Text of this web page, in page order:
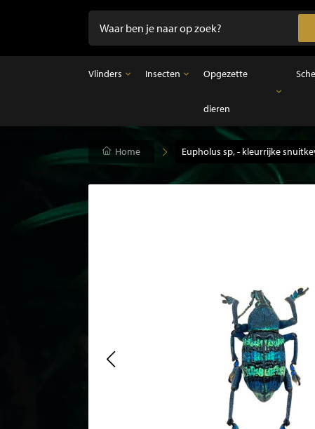
Vlinders
Vlinders in stolp
Insecten
Ongeprepareerde insecten
Opgezette
dieren
Opgezette vogels
Opgezette zoogdieren
Opgezette vissen
Home Eupholus sp, - kleurrijke